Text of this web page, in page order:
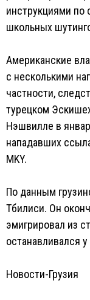
инструкциями
школьных
Американские
с несколькими
частности,
турецком
Нэшвилле в
нападавших
MKY.
По данным
Тбилиси. Он
эмигрировал из
останавливался
Новости-Грузия